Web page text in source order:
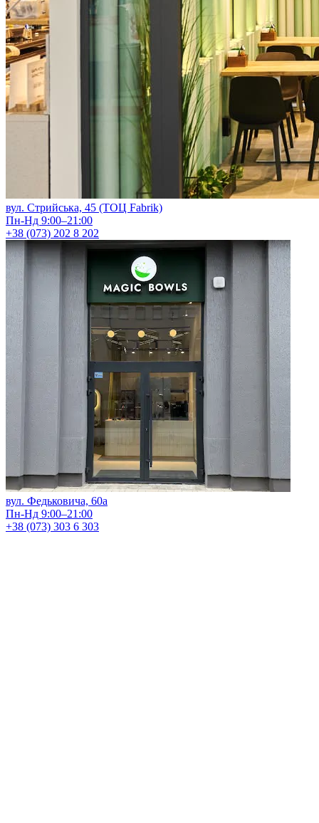
вул. Стрийська, 45 (ТОЦ Fabrik)
Пн-Нд 9:00–21:00
+38 (073) 202 8 202
вул. Федьковича, 60а
Пн-Нд 9:00–21:00
+38 (073) 303 6 303